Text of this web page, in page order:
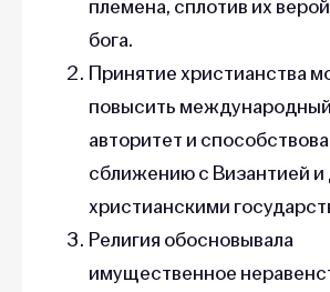
племена, сплотив их
бога.
Принятие христианства
повысить международный
авторитет и
сближению с Византией и
христианскими
Религия обосновывала
имущественное